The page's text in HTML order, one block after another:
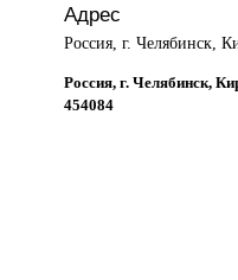
Адрес
Россия, г. Челябинск,
Россия, г. Челябинск,
454084